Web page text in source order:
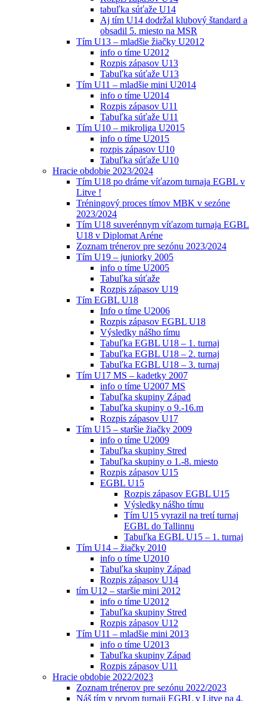
tabuľka súťaže U14
Aj tím U14 dodržal klubový štandard a
obsadil 5. miesto na MSR
Tím U13 – mladšie žiačky U2012
info o tíme U2012
Rozpis zápasov U13
Tabuľka súťaže U13
Tím U11 – mladšie mini U2014
info o tíme U2014
Rozpis zápasov U11
Tabuľka súťaže U11
Tím U10 – mikroliga U2015
info o tíme U2015
rozpis zápasov U10
Tabuľka súťaže U10
Hracie obdobie 2023/2024
Tím U18 po dráme víťazom turnaja EGBL v
Litve !
Tréningový proces tímov MBK v sezóne
2023/2024
Tím U18 suverénnym víťazom turnaja EGBL
U18 v Diplomat Aréne
Zoznam trénerov pre sezónu 2023/2024
Tím U19 – juniorky 2005
info o tíme U2005
Tabuľka súťaže
Rozpis zápasov U19
Tím EGBL U18
Info o tíme U2006
Rozpis zápasov EGBL U18
Výsledky nášho tímu
Tabuľka EGBL U18 – 1. turnaj
Tabuľka EGBL U18 – 2. turnaj
Tabuľka EGBL U18 – 3. turnaj
Tím U17 MS – kadetky 2007
info o tíme U2007 MS
Tabuľka skupiny Západ
Tabuľka skupiny o 9.-16.m
Rozpis zápasov U17
Tím U15 – staršie žiačky 2009
info o tíme U2009
Tabuľka skupiny Stred
Tabuľka skupiny o 1.-8. miesto
Rozpis zápasov U15
EGBL U15
Rozpis zápasov EGBL U15
Výsledky nášho tímu
Tím U15 vyrazil na tretí turnaj
EGBL do Tallinnu
Tabuľka EGBL U15 – 1. turnaj
Tím U14 – žiačky 2010
info o tíme U2010
Tabuľka skupiny Západ
Rozpis zápasov U14
tím U12 – staršie mini 2012
info o tíme U2012
Tabuľka skupiny Stred
Rozpis zápasov U12
Tím U11 – mladšie mini 2013
info o tíme U2013
Tabuľka skupiny Západ
Rozpis zápasov U11
Hracie obdobie 2022/2023
Zoznam trénerov pre sezónu 2022/2023
Náš tím v prvom turnaji EGBL v Litve na 4.